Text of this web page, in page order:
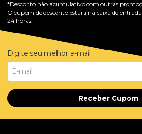
*Desconto não acumulativo com outras
O cupom de desconto estará na caixa de
24 horas.
Digite seu melhor e-mail
Receber Cupom